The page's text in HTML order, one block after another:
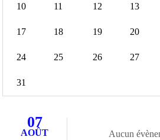
10 11 12 13
17 18 19 20
24 25 26 27
31
07
AOÛT Aucun